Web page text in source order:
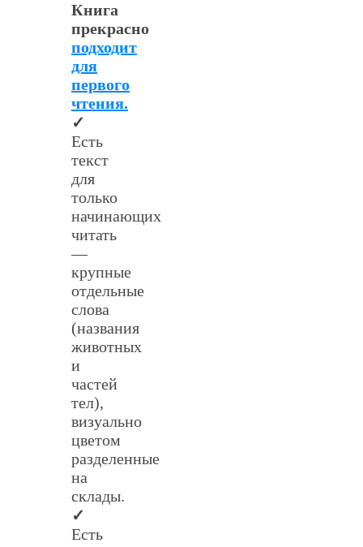
Книга
прекрасно
подходит
для
первого
чтения.
✓
Есть
текст
для
только
начинающих
читать
—
крупные
отдельные
слова
(названия
животных
и
частей
тел),
визуально
цветом
разделенные
на
склады.
✓
Есть